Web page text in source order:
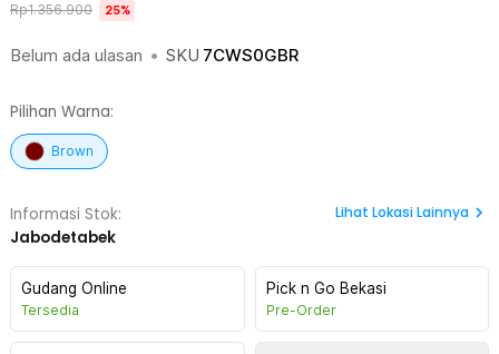
Belum ada ulasan • SKU 7CWS0GBR
Rp1.356.900 25%
Pilihan Warna:
Brown
Informasi Stok:
Jabodetabek
Lihat Lokasi Lainnya
Gudang Online
Tersedia
Pick n Go Bekasi
Pre-Order